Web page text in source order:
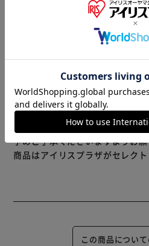
次のヘアカラーまでの気になる
※製品は予告なく仕様を変更す
じめご了承ください。
※当商品はお取り寄せ品の為、
までお時間を頂く場合がございま
また、商品がメーカーにて完売
ル又は注文内容の変更をお願い
予めご了承くださいますようお
商品はアイリスプラザがセレクト
この商品につい